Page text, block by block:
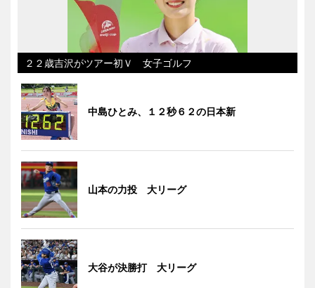
２２歳吉沢がツアー初Ｖ 女子ゴルフ
中島ひとみ、１２秒６２の日本新
山本の力投 大リーグ
大谷が決勝打 大リーグ